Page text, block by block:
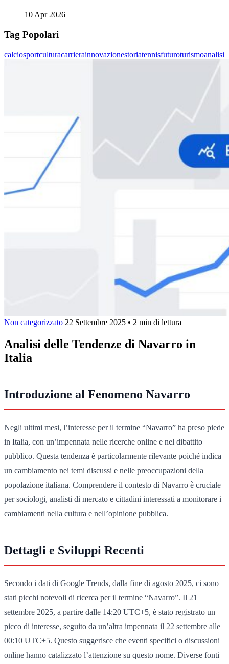
10 Apr 2026
Tag Popolari
calciosportculturacarrierainnovazionestoriatennisfuturoturismoanalisi
Non categorizzato 22 Settembre 2025 • 2 min di lettura
Analisi delle Tendenze di Navarro in
Italia
Introduzione al Fenomeno Navarro
Negli ultimi mesi, l’interesse per il termine “Navarro” ha preso piede
in Italia, con un’impennata nelle ricerche online e nel dibattito
pubblico. Questa tendenza è particolarmente rilevante poiché indica
un cambiamento nei temi discussi e nelle preoccupazioni della
popolazione italiana. Comprendere il contesto di Navarro è cruciale
per sociologi, analisti di mercato e cittadini interessati a monitorare i
cambiamenti nella cultura e nell’opinione pubblica.
Dettagli e Sviluppi Recenti
Secondo i dati di Google Trends, dalla fine di agosto 2025, ci sono
stati picchi notevoli di ricerca per il termine “Navarro”. Il 21
settembre 2025, a partire dalle 14:20 UTC+5, è stato registrato un
picco di interesse, seguito da un’altra impennata il 22 settembre alle
00:10 UTC+5. Questo suggerisce che eventi specifici o discussioni
online hanno catalizzato l’attenzione su questo nome. Diverse fonti